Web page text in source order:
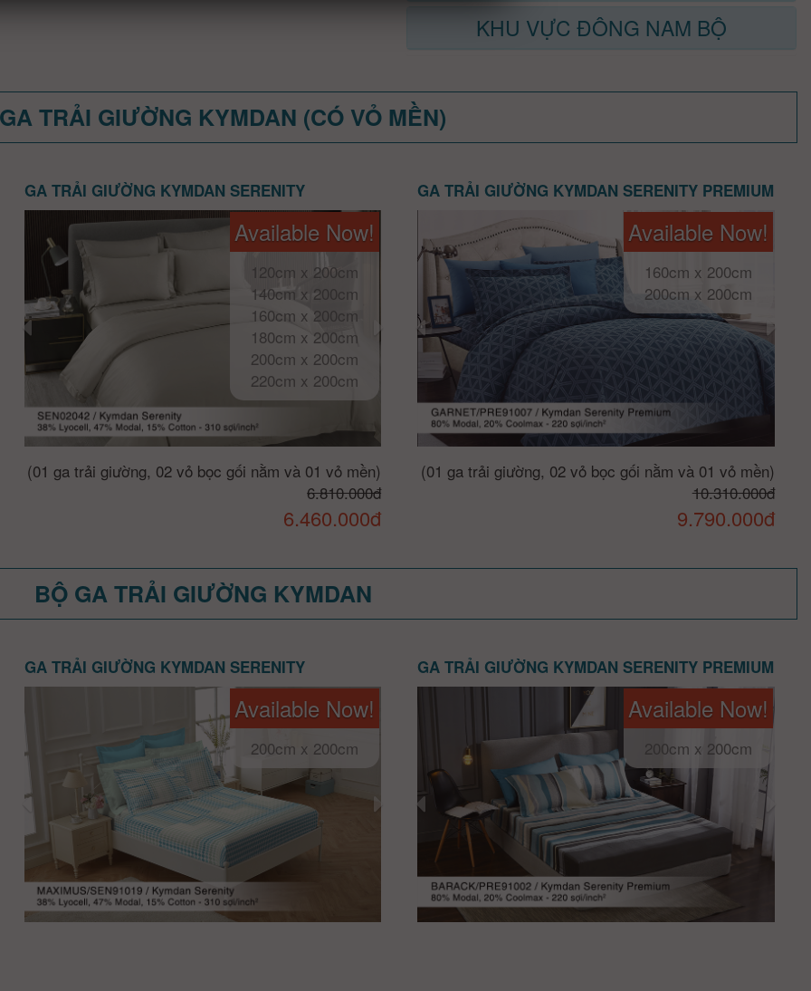
KHU VỰC ĐÔNG NAM BỘ
TRẢI GIƯỜNG KYMDAN (CÓ VỎ MỀN)
GA TRẢI GIƯỜNG KYMDAN SERENITY
Available Now!
120cm x 200cm
140cm x 200cm
160cm x 200cm
180cm x 200cm
200cm x 200cm
220cm x 200cm
(01 ga trải giường, 02 vỏ bọc gối nằm và 01 vỏ mền)
6.810.000đ
6.460.000đ
GA TRẢI GIƯỜNG KYMDAN SERENITY PREMIUM
Available Now!
160cm x 200cm
200cm x 200cm
(01 ga trải giường, 02 vỏ bọc gối nằm và 01 vỏ mền)
10.310.000đ
9.790.000đ
BỘ GA TRẢI GIƯỜNG KYMDAN
GA TRẢI GIƯỜNG KYMDAN SERENITY
Available Now!
200cm x 200cm
GA TRẢI GIƯỜNG KYMDAN SERENITY PREMIUM
Available Now!
200cm x 200cm